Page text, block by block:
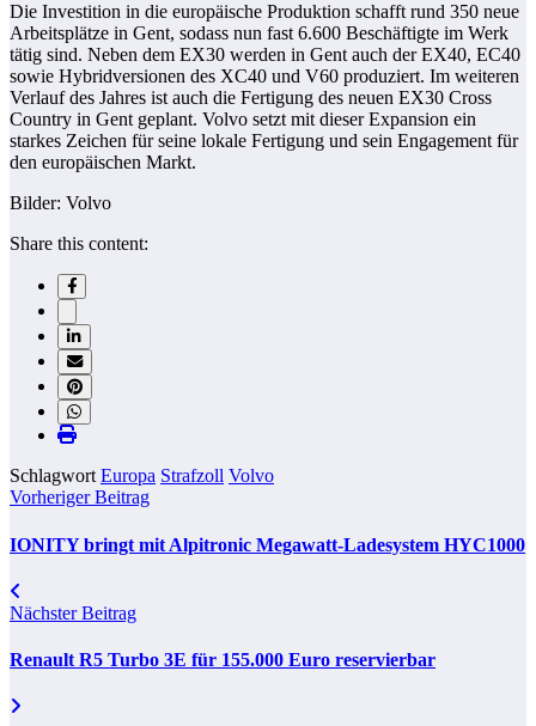
Die Investition in die europäische Produktion schafft rund 350 neue
Arbeitsplätze in Gent, sodass nun fast 6.600 Beschäftigte im Werk
tätig sind. Neben dem EX30 werden in Gent auch der EX40, EC40
sowie Hybridversionen des XC40 und V60 produziert. Im weiteren
Verlauf des Jahres ist auch die Fertigung des neuen EX30 Cross
Country in Gent geplant. Volvo setzt mit dieser Expansion ein
starkes Zeichen für seine lokale Fertigung und sein Engagement für
den europäischen Markt.
Bilder: Volvo
Share this content:
Schlagwort Europa Strafzoll Volvo
Vorheriger Beitrag
IONITY bringt mit Alpitronic Megawatt-Ladesystem HYC1000
Nächster Beitrag
Renault R5 Turbo 3E für 155.000 Euro reservierbar